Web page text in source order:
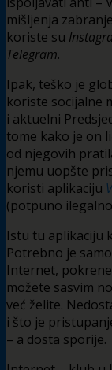
mišljenja
koriste su
Telegram.
Ipak, teško je
koriste socijalne
i aktuelni
tome kako je on
od njegovih
njemu uopšte
koristi aplikaciju
(potpuno
Istu tu aplikaciju
Potrebno je
Internet,
možete sasvim
već želite.
i što je
– a dosta sporije.